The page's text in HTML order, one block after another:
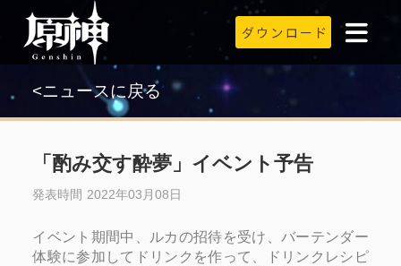
<ニュースに戻る
「酌み交す酔夢」イベント予告
発表時間 2022年03月08日
イベント期間中、ルカの招待を受け、バーテンダー
体験に参加してドリンクを作って、ドリンクレシピ